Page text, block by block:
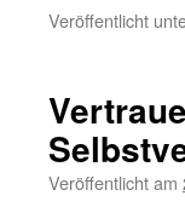
Veröffentlicht
Veröffentlicht am